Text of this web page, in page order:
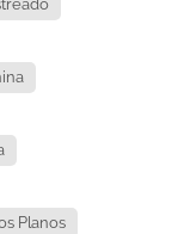
Planos